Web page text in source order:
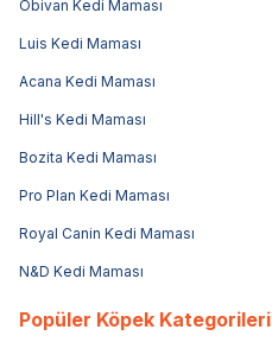
Obivan Kedi Maması
Luis Kedi Maması
Acana Kedi Maması
Hill's Kedi Maması
Bozita Kedi Maması
Pro Plan Kedi Maması
Royal Canin Kedi Maması
N&D Kedi Maması
Popüler Köpek Kategorileri